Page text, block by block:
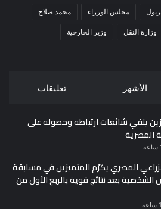
مجلس الوزراء محمد صلاح
وزارة النقل وزير الخارجية
الأشهر تعليقات
ينفي شائعات ارتباطه وحصوله على
المصرية
المصري يكرّم المتميزين في مسابقة
الشخصية بعد نتائج قوية بالربع الأول من